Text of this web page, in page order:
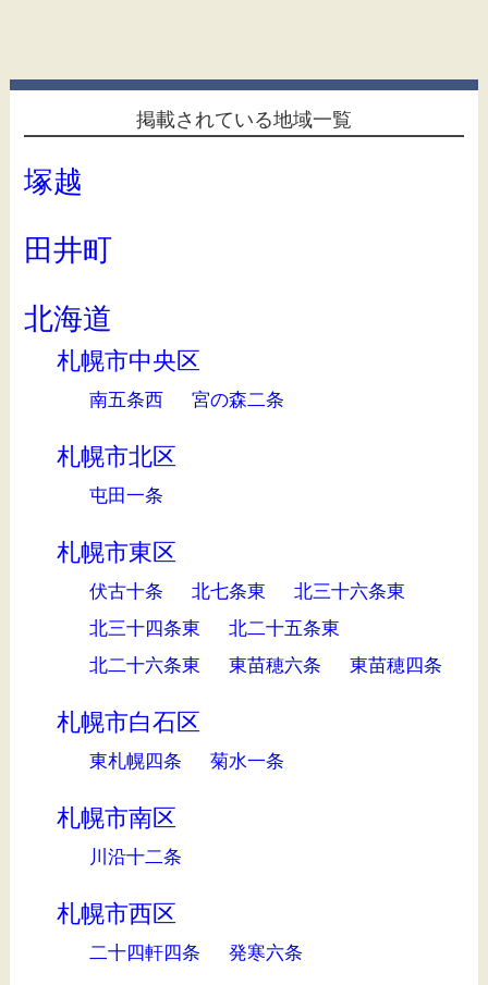
掲載されている地域一覧
塚越
田井町
北海道
札幌市中央区
南五条西 宮の森二条
札幌市北区
屯田一条
札幌市東区
伏古十条 北七条東
北三十六条東
北三十四条東
北二十五条東
北二十六条東
東苗穂六条 東苗穂四条
札幌市白石区
東札幌四条 菊水一条
札幌市南区
川沿十二条
札幌市西区
二十四軒四条 発寒六条